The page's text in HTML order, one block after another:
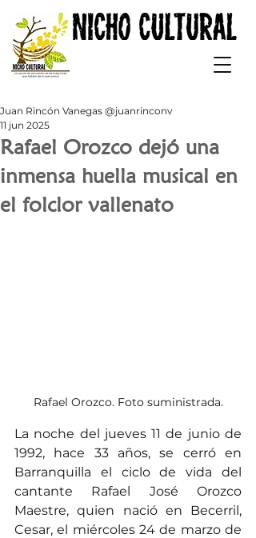
Rafael Orozco dejó una
inmensa huella musical en
el folclor vallenato
Juan Rincón Vanegas @juanrinconv
11 jun 2025
Rafael Orozco. Foto suministrada.
La noche del jueves 11 de junio de
1992, hace 33 años, se cerró en
Barranquilla el ciclo de vida del
cantante Rafael José Orozco
Maestre, quien nació en Becerril,
Cesar, el miércoles 24 de marzo de